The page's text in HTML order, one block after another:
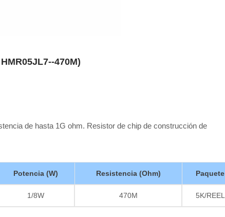
470M)
de hasta 1G ohm. Resistor de chip de construcción de
Potencia (W) Resistencia (Ohm) Paquete
1/8W 470M 5K/REEL